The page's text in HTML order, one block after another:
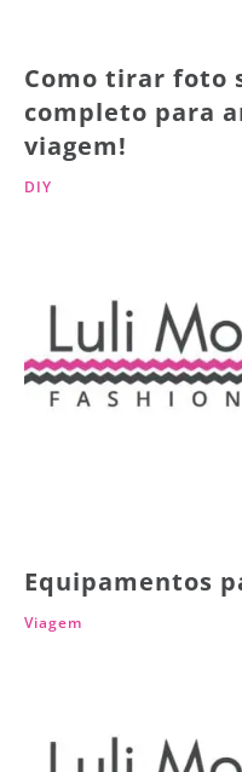
Como tirar foto
completo para
viagem!
DIY
Equipamentos
Viagem